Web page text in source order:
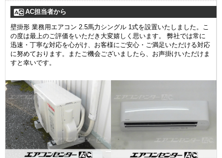
AC担当者から
壁掛形 業務用エアコン 2.5馬力シングル 1式を設置いたしました。こ
の度は最上のご評価をいただき大変嬉しく思います。 弊社では常に
迅速・丁寧な対応を心がけ、お客様にご安心・ご満足いただける対応
に努めております。またご機会ございましたら、お声掛けいただけま
すと幸いです。